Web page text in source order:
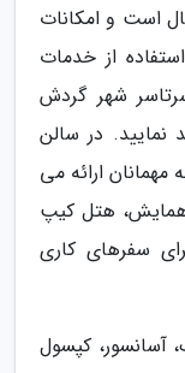
پذیرای بچه ها بالای 2 سال است و امکانات
از خدمات
شهر گردش
نمایید. در سالن
مهمانان ارائه می
همایش، هتل کیپ
سفرهای کاری
آسانسور، کپسول